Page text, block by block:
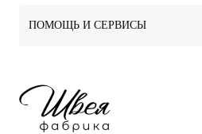
ПОМОЩЬ И СЕРВИСЫ